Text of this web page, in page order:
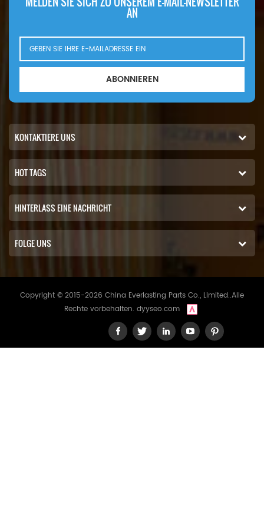
AN
ABONNIEREN
KONTAKTIERE UNS
HOT TAGS
HINTERLASS EINE NACHRICHT
FOLGE UNS
Copyright © 2015-2026 China Everlasting Parts Co., Limited..Alle
Rechte vorbehalten. dyyseo.com